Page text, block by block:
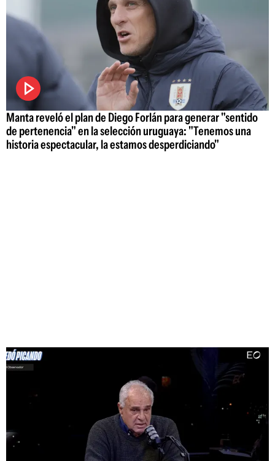
Manta reveló el plan de Diego Forlán para generar "sentido
de pertenencia" en la selección uruguaya: "Tenemos una
historia espectacular, la estamos desperdiciando"